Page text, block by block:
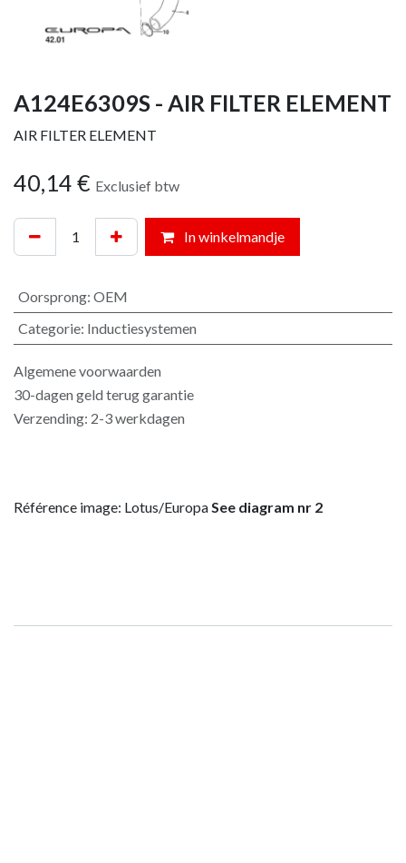
A124E6309S - AIR FILTER ELEMENT
AIR FILTER ELEMENT
40,14 € Exclusief btw
In winkelmandje
Oorsprong: OEM
Categorie: Inductiesystemen
Algemene voorwaarden
30-dagen geld terug garantie
Verzending: 2-3 werkdagen
Référence image: Lotus/EuropaSee diagram nr 2